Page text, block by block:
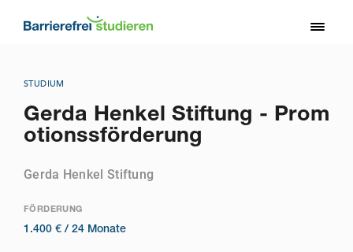
STUDIUM
Gerda Henkel Stiftung - Prom
otionssförderung
Gerda Henkel Stiftung
FÖRDERUNG
1.400 € / 24 Monate